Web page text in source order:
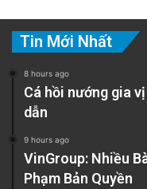
Tin Mới Nhất
8 hours ago
Cá hồi nướng gia
dẫn
9 hours ago
VinGroup: Nhiều
Phạm Bản Quyền